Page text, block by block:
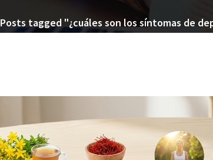
Posts tagged "¿cuáles son los síntomas de